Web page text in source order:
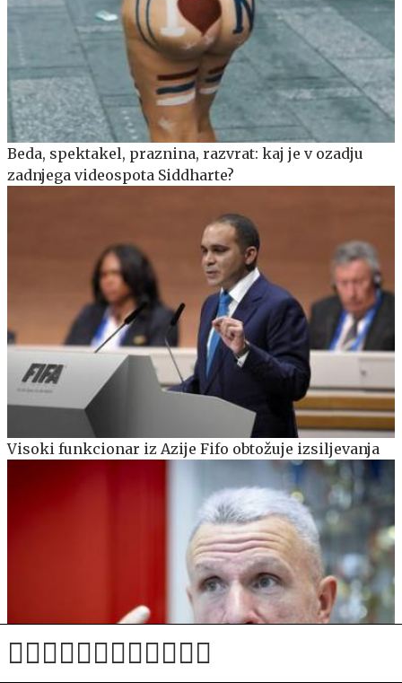
Beda, spektakel, praznina, razvrat: kaj je v ozadju
zadnjega videospota Siddharte?
Visoki funkcionar iz Azije Fifo obtožuje izsiljevanja